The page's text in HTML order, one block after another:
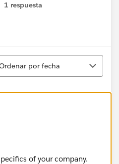
1 respuesta
por fecha
of your company.